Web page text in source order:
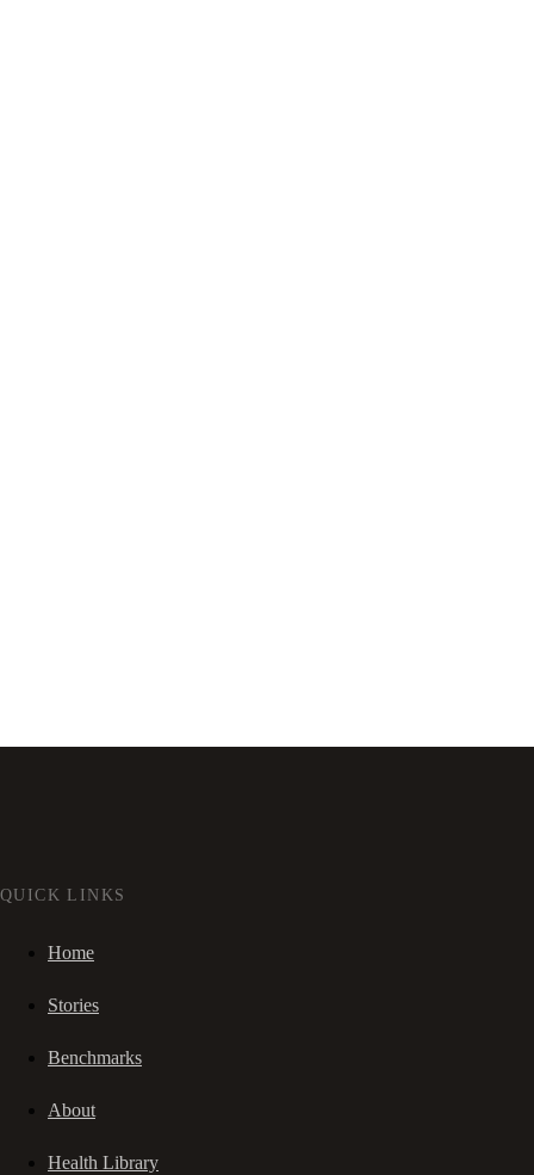
QUICK LINKS
Home
Stories
Benchmarks
About
Health Library